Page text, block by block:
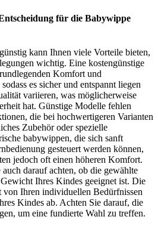
für die Babywippe
kann Ihnen viele Vorteile bieten,
wichtig. Eine kostengünstige
Komfort und
es sicher und entspannt liegen
variieren, was möglicherweise
hat. Günstige Modelle fehlen
die bei hochwertigeren Varianten
Zubehör oder spezielle
babywippen, die sich sanft
gesteuert werden können,
jedoch oft einen höheren Komfort.
darauf achten, ob die gewählte
Ihres Kindes geeignet ist. Die
von Ihren individuellen Bedürfnissen
Kindes ab. Achten Sie darauf, die
um eine fundierte Wahl zu treffen.